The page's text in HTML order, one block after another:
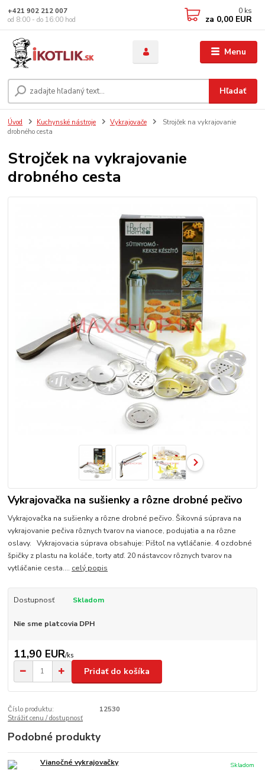
Menu
Hľadať
+421 902 212 007
od 8:00 - do 16:00 hod
0 ks
za 0,00 EUR
Úvod Kuchynské nástroje Vykrajovače
Strojček na vykrajovanie
drobného cesta
Strojček na vykrajovanie
drobného cesta
Vykrajovačka na sušienky a rôzne drobné pečivo
Vykrajovačka na sušienky a rôzne drobné pečivo. Šikovná súprava na
vykrajovanie pečiva rôznych tvarov na vianoce, podujatia a na rôzne
oslavy. Vykrajovacia súprava obsahuje: Pištoľ na vytláčanie. 4 ozdobné
špičky z plastu na koláče, torty atď. 20 nástavcov rôznych tvarov na
vytláčanie cesta.... celý popis
Dostupnosť Skladom
Nie sme platcovia DPH
11,90 EUR/ks
Pridať do košíka
Číslo produktu:
12530
Strážiť cenu / dostupnosť
Podobné produkty
Vianočné vykrajovačky
Skladom